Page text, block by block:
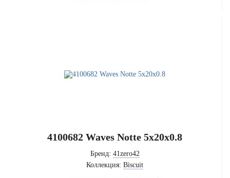
4100682 Waves Notte 5x20x0.8
Бренд: 41zero42
Коллекция: Biscuit